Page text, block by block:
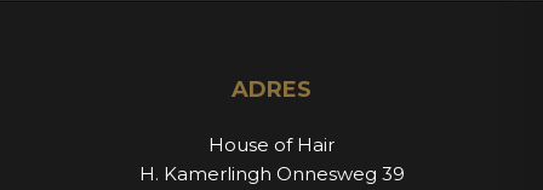
ADRES
House of Hair
H. Kamerlingh Onnesweg 39